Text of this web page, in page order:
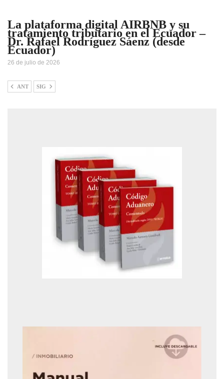
La plataforma digital AIRBNB y su
tratamiento tributario en el Ecuador –
Dr. Rafael Rodríguez Sáenz (desde
Ecuador)
26 de julio de 2026
ANT SIG